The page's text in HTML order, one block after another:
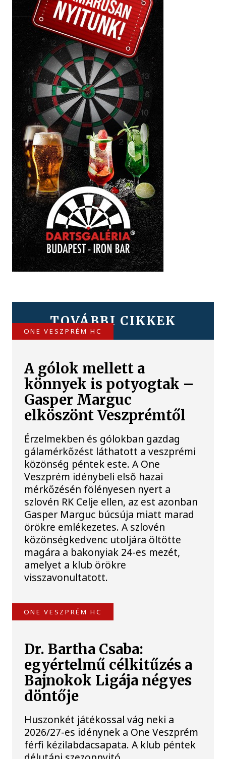
TOVÁBBI CIKKEK
ONE VESZPRÉM HC
A gólok mellett a
könnyek is potyogtak –
Gasper Marguc
elköszönt Veszprémtől
Érzelmekben és gólokban gazdag
gálamérkőzést láthatott a veszprémi
közönség péntek este. A One
Veszprém idénybeli első hazai
mérkőzésén fölényesen nyert a
szlovén RK Celje ellen, az est azonban
Gasper Marguc búcsúja miatt marad
örökre emlékezetes. A szlovén
közönségkedvenc utoljára öltötte
magára a bakonyiak 24-es mezét,
amelyet a klub örökre
visszavonultatott.
ONE VESZPRÉM HC
Dr. Bartha Csaba:
egyértelmű célkitűzés a
Bajnokok Ligája négyes
döntője
Huszonkét játékossal vág neki a
2026/27-es idénynek a One Veszprém
férfi kézilabdacsapata. A klub péntek